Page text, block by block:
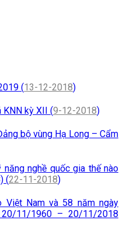
(13-12-2018)
KNN kỳ XII (9-12-2018)
bộ vùng Hạ Long – Cẩm
nghề quốc gia thế nào
(22-11-2018)
Việt Nam và 58 năm ngày
20/11/1960 – 20/11/2018